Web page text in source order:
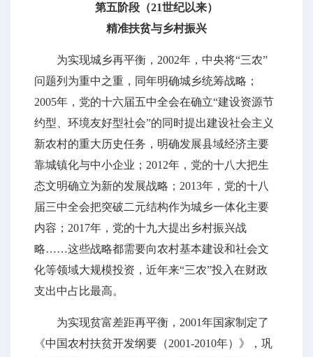
第五阶段（21世纪以来）
精准扶贫与乡村振兴
为实现城乡再平衡，2002年，中央将“三农”
问题列为重中之重，同年明确城乡统筹战略；
2005年，党的十六届五中全会在确立“建设资源节
约型、环境友好型社会”的同时提出建设社会主义
新农村的重大历史任务，明确发展县域经济主要
靠城镇化与中小企业；2012年，党的十八大把生
态文明确立为新的发展战略；2013年，党的十八
届三中全会把突破二元结构作为城乡一体化主要
内容；2017年，党的十九大提出乡村振兴战
略……这些战略都需要向农村基本建设和社会文
化等领域大规模投资，近年来“三农”投入在财政
支出中占比最高。
为实现贫富差距再平衡，2001年国家制定了
《中国农村扶贫开发纲要（2001-2010年）》，巩